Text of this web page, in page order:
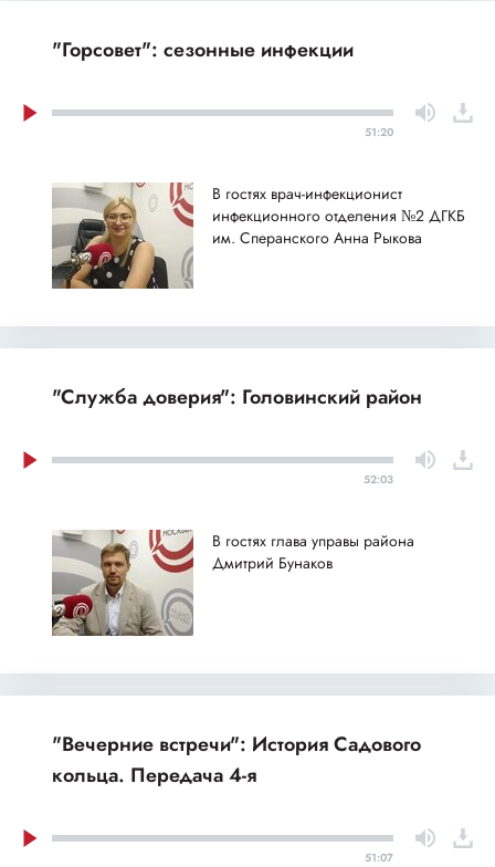
"Горсовет": сезонные инфекции
51:20
В гостях врач-инфекционист
инфекционного отделения №2 ДГКБ
им. Сперанского Анна Рыкова
"Служба доверия": Головинский район
52:03
В гостях глава управы района
Дмитрий Бунаков
"Вечерние встречи": История Садового
кольца. Передача 4-я
51:07